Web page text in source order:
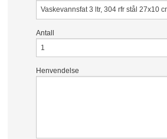
Antall
Henvendelse